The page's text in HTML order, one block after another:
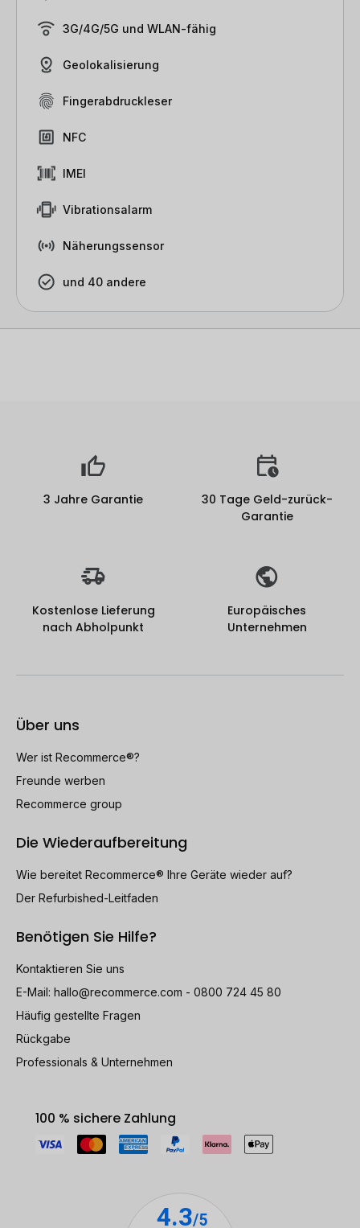
3G/4G/5G und WLAN-fähig
Geolokalisierung
Fingerabdruckleser
NFC
IMEI
Vibrationsalarm
Näherungssensor
und 40 andere
3 Jahre Garantie
30 Tage Geld-zurück-
Garantie
Kostenlose Lieferung
nach Abholpunkt
Europäisches
Unternehmen
Über uns
Wer ist Recommerce®?
Freunde werben
Recommerce group
Die Wiederaufbereitung
Wie bereitet Recommerce® Ihre Geräte wieder auf?
Der Refurbished-Leitfaden
Benötigen Sie Hilfe?
Kontaktieren Sie uns
E-Mail: hallo@recommerce.com - 0800 724 45 80
Häufig gestellte Fragen
Rückgabe
Professionals & Unternehmen
100 % sichere Zahlung